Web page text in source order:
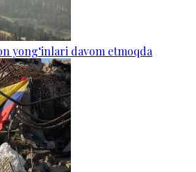
yong‘inlari davom etmoqda